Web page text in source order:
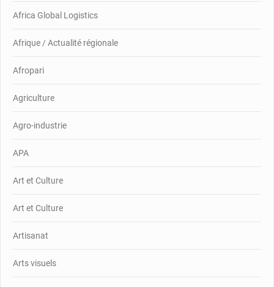
Africa Global Logistics
Afrique / Actualité régionale
Afropari
Agriculture
Agro-industrie
APA
Art et Culture
Art et Culture
Artisanat
Arts visuels